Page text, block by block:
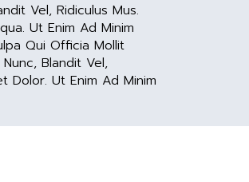
Vel, Ridiculus Mus.
Ut Enim Ad Minim
Qui Officia Mollit
Blandit Vel,
Dolor. Ut Enim Ad Minim